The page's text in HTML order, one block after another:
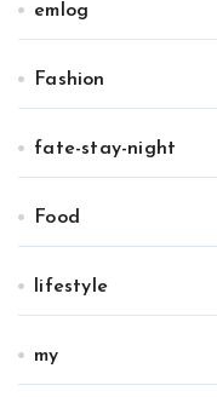
emlog
Fashion
fate-stay-night
Food
lifestyle
my